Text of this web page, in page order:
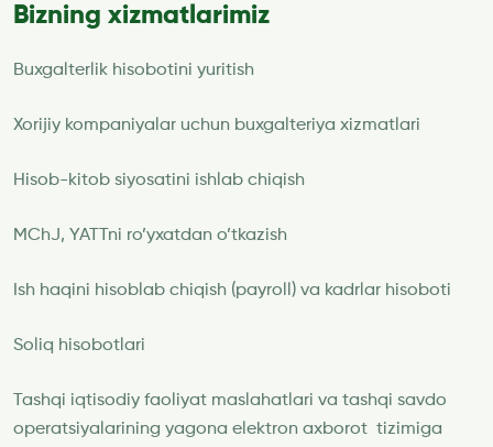
Bizning xizmatlarimiz
Buxgalterlik hisobotini yuritish
Xorijiy kompaniyalar uchun buxgalteriya xizmatlari
Hisob-kitob siyosatini ishlab chiqish
MChJ, YATTni ro’yxatdan o’tkazish
Ish haqini hisoblab chiqish (payroll) va kadrlar hisoboti
Soliq hisobotlari
Tashqi iqtisodiy faoliyat maslahatlari va tashqi savdo
operatsiyalarining yagona elektron axborot tizimiga